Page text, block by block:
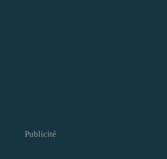
Publicité